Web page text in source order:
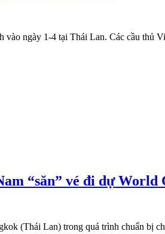
ngày 1-4 tại Thái Lan. Các cầu thủ
“săn” vé đi dự World
(Thái Lan) trong quá trình chuẩn